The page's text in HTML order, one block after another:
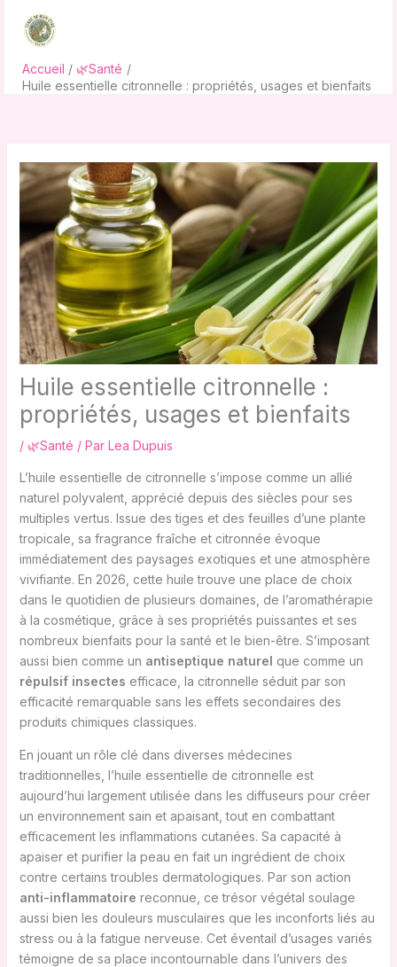
contenu
Accueil
🌿Santé
Huile essentielle citronnelle : propriétés, usages et bienfaits
Huile essentielle citronnelle :
propriétés, usages et bienfaits
/ 🌿Santé / Par Lea Dupuis
L’huile essentielle de citronnelle s’impose comme un allié
naturel polyvalent, apprécié depuis des siècles pour ses
multiples vertus. Issue des tiges et des feuilles d’une plante
tropicale, sa fragrance fraîche et citronnée évoque
immédiatement des paysages exotiques et une atmosphère
vivifiante. En 2026, cette huile trouve une place de choix
dans le quotidien de plusieurs domaines, de l’aromathérapie
à la cosmétique, grâce à ses propriétés puissantes et ses
nombreux bienfaits pour la santé et le bien-être. S’imposant
aussi bien comme un antiseptique naturel que comme un
répulsif insectes efficace, la citronnelle séduit par son
efficacité remarquable sans les effets secondaires des
produits chimiques classiques.
En jouant un rôle clé dans diverses médecines
traditionnelles, l’huile essentielle de citronnelle est
aujourd’hui largement utilisée dans les diffuseurs pour créer
un environnement sain et apaisant, tout en combattant
efficacement les inflammations cutanées. Sa capacité à
apaiser et purifier la peau en fait un ingrédient de choix
contre certains troubles dermatologiques. Par son action
anti-inflammatoire reconnue, ce trésor végétal soulage
aussi bien les douleurs musculaires que les inconforts liés au
stress ou à la fatigue nerveuse. Cet éventail d’usages variés
témoigne de sa place incontournable dans l’univers des